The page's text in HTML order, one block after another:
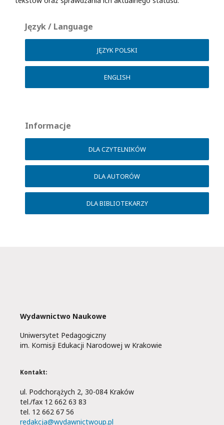
Język / Language
JĘZYK POLSKI
ENGLISH
Informacje
DLA CZYTELNIKÓW
DLA AUTORÓW
DLA BIBLIOTEKARZY
Wydawnictwo Naukowe
Uniwersytet Pedagogiczny
im. Komisji Edukacji Narodowej w Krakowie
Kontakt:
ul. Podchorążych 2, 30-084 Kraków
tel./fax 12 662 63 83
tel. 12 662 67 56
redakcja@wydawnictwoup.pl